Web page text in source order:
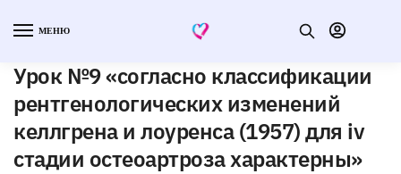
МЕНЮ
Урок №9 «согласно классификации
рентгенологических изменений
келлгрена и лоуренса (1957) для iv
стадии остеоартроза характерны»